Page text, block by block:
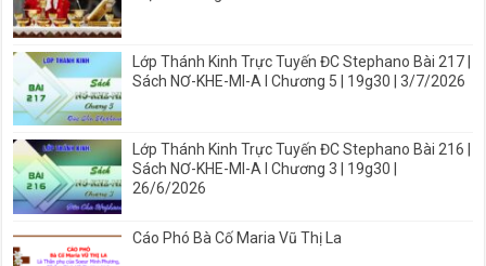
Lớp Thánh Kinh Trực Tuyến ĐC Stephano Bài 217 |
Sách NƠ-KHE-MI-A I Chương 5 | 19g30 | 3/7/2026
Lớp Thánh Kinh Trực Tuyến ĐC Stephano Bài 216 |
Sách NƠ-KHE-MI-A I Chương 3 | 19g30 |
26/6/2026
Cáo Phó Bà Cố Maria Vũ Thị La